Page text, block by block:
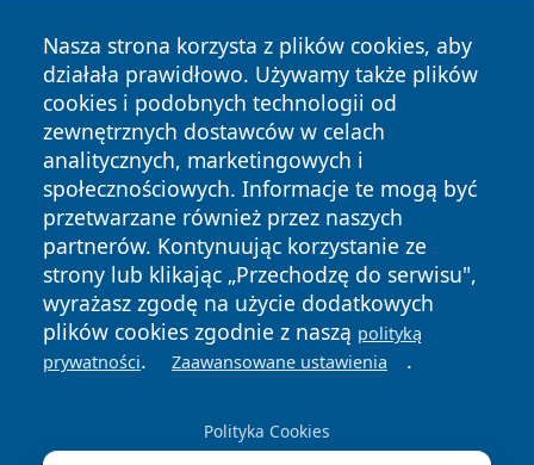
Nasza strona korzysta z plików cookies, aby
działała prawidłowo. Używamy także plików
cookies i podobnych technologii od
zewnętrznych dostawców w celach
analitycznych, marketingowych i
społecznościowych. Informacje te mogą być
przetwarzane również przez naszych
partnerów. Kontynuując korzystanie ze
strony lub klikając „Przechodzę do serwisu",
wyrażasz zgodę na użycie dodatkowych
plików cookies zgodnie z naszą polityką
prywatności. Zaawansowane ustawienia .
Polityka Cookies
Copyright © 2026 wiadomoscilublin.pl Wszystkie prawa
zastrzeżone.
News Autorzy
Polityka
Prywatności
Polityka
Cookies